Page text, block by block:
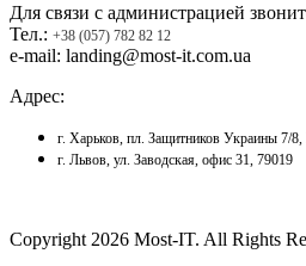
Для связи с администрацией
Тел.: +38 (057) 782 82 12
e-mail: landing@most-it.com.ua
Адрес:
г. Харьков, пл. Защитников Украины 7/
г. Львов, ул. Заводская, офис 31, 79019
Copyright 2026 Most-IT. All Rights